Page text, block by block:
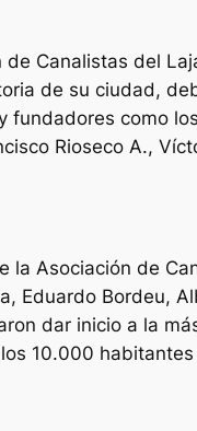
Canalistas del
de su ciudad,
fundadores como
Rioseco A.,
la Asociación de
Eduardo Bordeu,
dar inicio a la
10.000